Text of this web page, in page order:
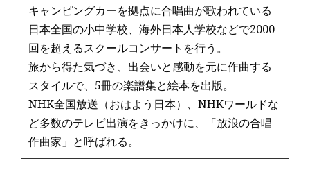
キャンピングカーを拠点に合唱曲が歌われている
日本全国の小中学校、海外日本人学校などで2000
回を超えるスクールコンサートを行う。
旅から得た気づき、出会いと感動を元に作曲する
スタイルで、5冊の楽譜集と絵本を出版。
NHK全国放送（おはよう日本）、NHKワールドな
ど多数のテレビ出演をきっかけに、「放浪の合唱
作曲家」と呼ばれる。